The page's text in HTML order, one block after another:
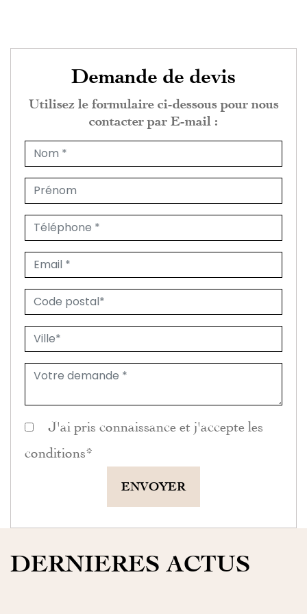
Demande de devis
Utilisez le formulaire ci-dessous pour nous
contacter par E-mail :
J'ai pris connaissance et j'accepte les
conditions *
ENVOYER
DERNIERES ACTUS